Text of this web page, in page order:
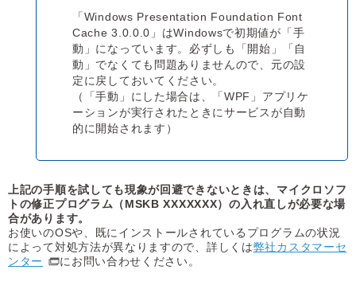
「Windows Presentation Foundation Font
Cache 3.0.0.0」はWindowsで初期値が「手
動」になっています。必ずしも「開始」「自
動」でなくても問題ありませんので、元の設
定に戻しておいてください。
（「手動」にした場合は、「WPF」アプリケ
ーションが実行されたときにサービスが自動
的に開始されます）
上記の手順を試しても現象が回避できないときは、マイクロソフ
トの修正プログラム（MSKB XXXXXXX）の入れ直しが必要な場
合があります。
お使いのOSや、既にインストールされているプログラムの状況
によって対処方法が異なりますので、詳しくは弊社カスタマーセ
ンター
にお問い合わせください。